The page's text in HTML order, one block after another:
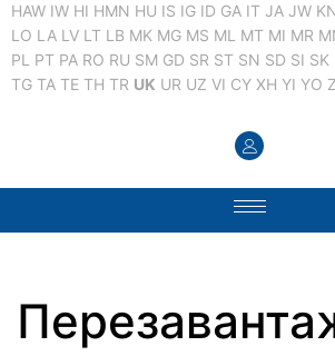
HAW IW HI HMN HU IS IG ID GA IT JA JW
LO LA LV LT LB MK MG MS ML MT MI MR
PL PT PA RO RU SM GD SR ST SN SD SI SK
TG TA TE TH TR UK UR UZ VI CY XH YI YO